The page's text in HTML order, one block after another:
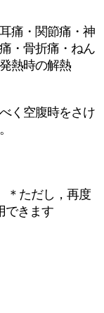
痛・関節痛・神
・骨折痛・ねん
熱時の解熱
く空腹時をさけ
＊ただし，再度
できます